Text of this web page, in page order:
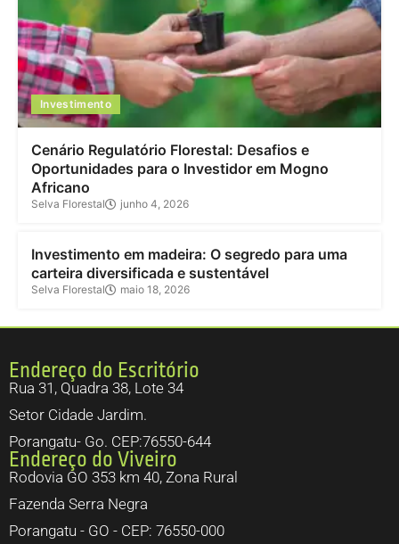
Investimento
Cenário Regulatório Florestal: Desafios e
Oportunidades para o Investidor em Mogno
Africano
Selva Florestal junho 4, 2026
Investimento
Investimento em madeira: O segredo para uma
carteira diversificada e sustentável
Selva Florestal maio 18, 2026
Endereço do Escritório
Rua 31, Quadra 38, Lote 34
Setor Cidade Jardim.
Porangatu- Go. CEP:76550-644
Endereço do Viveiro
Rodovia GO 353 km 40, Zona Rural
Fazenda Serra Negra
Porangatu - GO - CEP: 76550-000